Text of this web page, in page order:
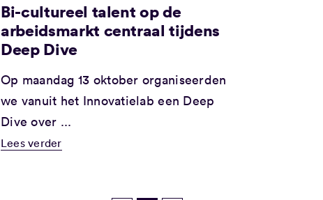
Bi-cultureel talent op de
arbeidsmarkt centraal tijdens
Deep Dive
Op maandag 13 oktober organiseerden
we vanuit het Innovatielab een Deep
Dive over ...
Lees verder